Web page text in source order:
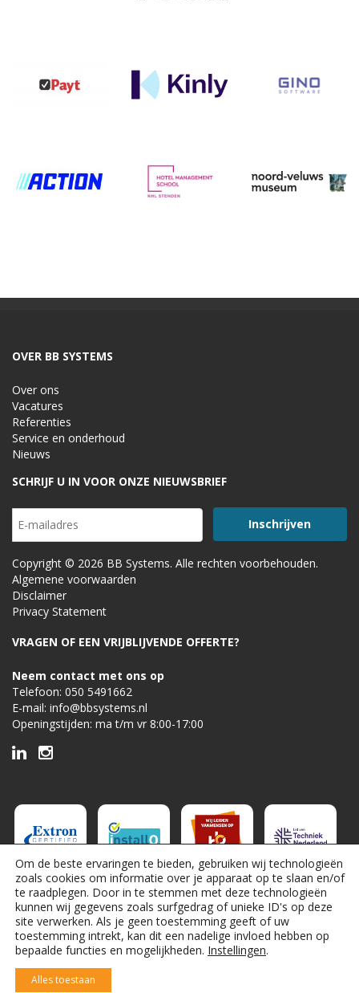
OVER BB SYSTEMS
Over ons
Vacatures
Referenties
Service en onderhoud
Nieuws
SCHRIJF U IN VOOR ONZE NIEUWSBRIEF
Copyright © 2026 BB Systems. Alle rechten voorbehouden.
Algemene voorwaarden
Disclaimer
Privacy Statement
VRAGEN OF EEN VRIJBLIJVENDE OFFERTE?
Neem contact met ons op
Telefoon: 050 5491662
E-mail: info@bbsystems.nl
Openingstijden: ma t/m vr 8:00-17:00
Om de beste ervaringen te bieden, gebruiken wij technologieën
zoals cookies om informatie over je apparaat op te slaan en/of
te raadplegen. Door in te stemmen met deze technologieën
kunnen wij gegevens zoals surfgedrag of unieke ID's op deze
site verwerken. Als je geen toestemming geeft of uw
toestemming intrekt, kan dit een nadelige invloed hebben op
bepaalde functies en mogelijkheden. Instellingen.
Alles toestaan